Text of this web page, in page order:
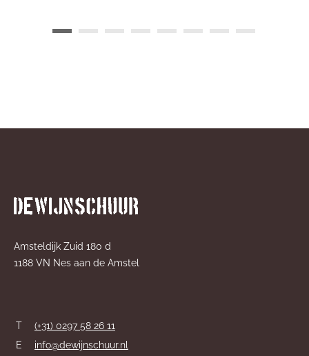
Amsteldijk Zuid 180 d
1188 VN Nes aan de Amstel
T
(+31) 0297 58 26 11
E
info@dewijnschuur.nl